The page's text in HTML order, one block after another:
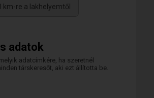
km-re a lakhelyemtől
adatok
adatcímkére, ha szeretnél
társkeresőt, aki ezt állította be.